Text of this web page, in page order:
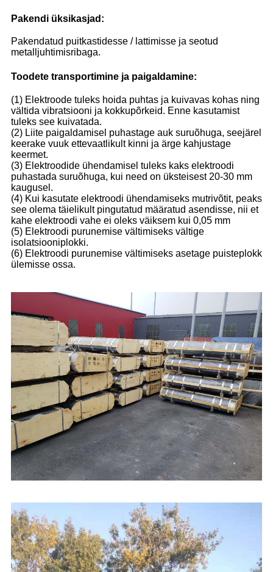
Pakendi üksikasjad:
Pakendatud puitkastidesse / lattimisse ja seotud
metalljuhtimisribaga.
Toodete transportimine ja paigaldamine:
(1) Elektroode tuleks hoida puhtas ja kuivavas kohas ning
vältida vibratsiooni ja kokkupõrkeid. Enne kasutamist
tuleks see kuivatada.
(2) Liite paigaldamisel puhastage auk suruõhuga, seejärel
keerake vuuk ettevaatlikult kinni ja ärge kahjustage
keermet.
(3) Elektroodide ühendamisel tuleks kaks elektroodi
puhastada suruõhuga, kui need on üksteisest 20-30 mm
kaugusel.
(4) Kui kasutate elektroodi ühendamiseks mutrivõtit, peaks
see olema täielikult pingutatud määratud asendisse, nii et
kahe elektroodi vahe ei oleks väiksem kui 0,05 mm
(5) Elektroodi purunemise vältimiseks vältige
isolatsiooniplokki.
(6) Elektroodi purunemise vältimiseks asetage puisteplokk
ülemisse ossa.